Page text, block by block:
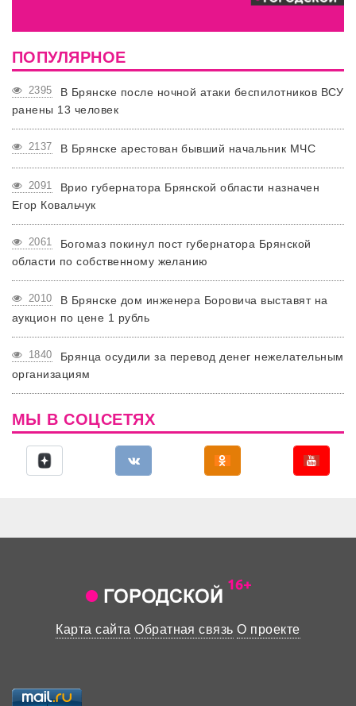
ПОПУЛЯРНОЕ
2395
В Брянске после ночной атаки беспилотников ВСУ
ранены 13 человек
2137 В Брянске арестован бывший начальник МЧС
2091
Врио губернатора Брянской области назначен
Егор Ковальчук
2061
Богомаз покинул пост губернатора Брянской
области по собственному желанию
2010
В Брянске дом инженера Боровича выставят на
аукцион по цене 1 рубль
1840
Брянца осудили за перевод денег нежелательным
организациям
МЫ В СОЦСЕТЯХ
Карта сайта Обратная связь О проекте